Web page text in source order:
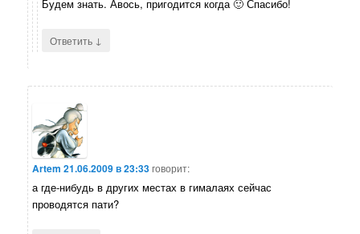
Будем знать. Авось, пригодится когда 🙂 Спасибо!
Ответить ↓
Artem 21.06.2009 в 23:33говорит:
а где-нибудь в других местах в гималаях сейчас
проводятся пати?